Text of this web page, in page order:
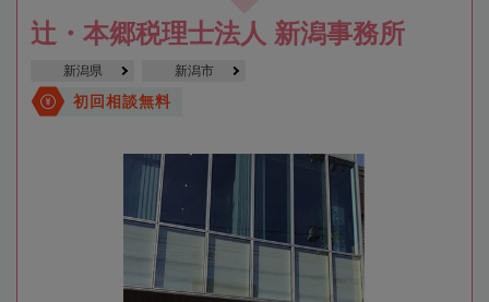
辻・本郷税理士法人 新潟事務所
新潟県 新潟市
初回相談無料